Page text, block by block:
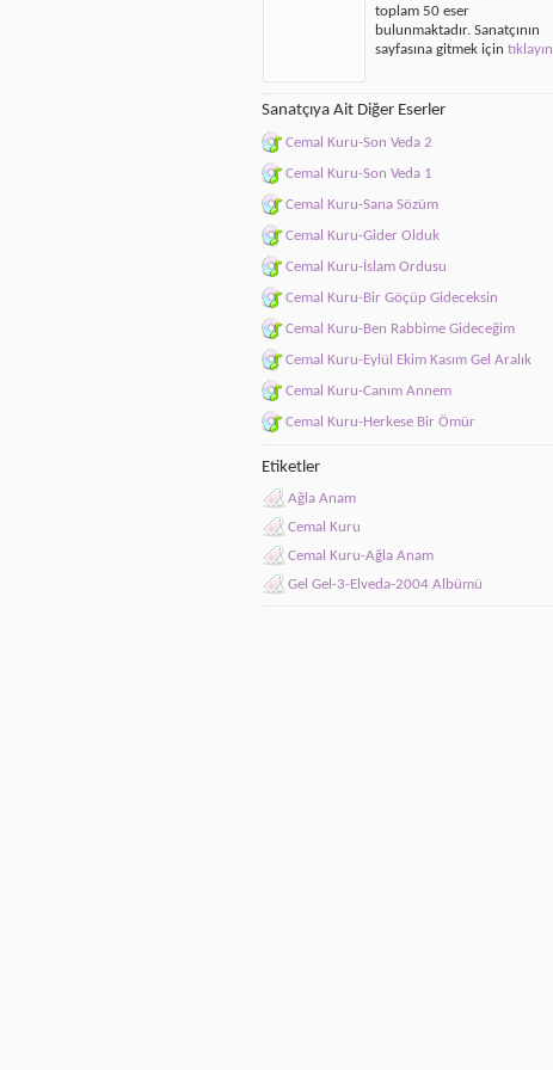
toplam 50 eser
bulunmaktadır. Sanatçının
sayfasına gitmek için tıklayın
Sanatçıya Ait Diğer Eserler
Cemal Kuru-Son Veda 2
Cemal Kuru-Son Veda 1
Cemal Kuru-Sana Sözüm
Cemal Kuru-Gider Olduk
Cemal Kuru-İslam Ordusu
Cemal Kuru-Bir Göçüp Gideceksin
Cemal Kuru-Ben Rabbime Gideceğim
Cemal Kuru-Eylül Ekim Kasım Gel Aralık
Cemal Kuru-Canım Annem
Cemal Kuru-Herkese Bir Ömür
Etiketler
Ağla Anam
Cemal Kuru
Cemal Kuru-Ağla Anam
Gel Gel-3-Elveda-2004 Albümü